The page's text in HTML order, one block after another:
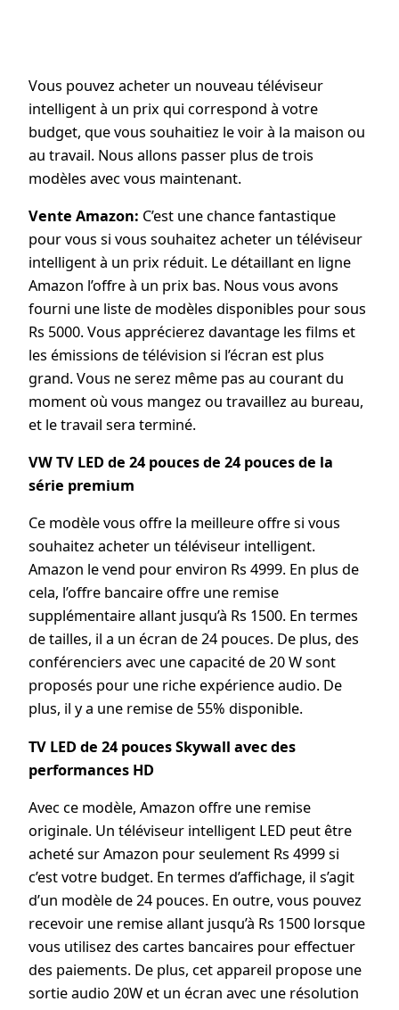
Vous pouvez acheter un nouveau téléviseur
intelligent à un prix qui correspond à votre
budget, que vous souhaitiez le voir à la maison ou
au travail. Nous allons passer plus de trois
modèles avec vous maintenant.
Vente Amazon: C’est une chance fantastique
pour vous si vous souhaitez acheter un téléviseur
intelligent à un prix réduit. Le détaillant en ligne
Amazon l’offre à un prix bas. Nous vous avons
fourni une liste de modèles disponibles pour sous
Rs 5000. Vous apprécierez davantage les films et
les émissions de télévision si l’écran est plus
grand. Vous ne serez même pas au courant du
moment où vous mangez ou travaillez au bureau,
et le travail sera terminé.
VW TV LED de 24 pouces de 24 pouces de la
série premium
Ce modèle vous offre la meilleure offre si vous
souhaitez acheter un téléviseur intelligent.
Amazon le vend pour environ Rs 4999. En plus de
cela, l’offre bancaire offre une remise
supplémentaire allant jusqu’à Rs 1500. En termes
de tailles, il a un écran de 24 pouces. De plus, des
conférenciers avec une capacité de 20 W sont
proposés pour une riche expérience audio. De
plus, il y a une remise de 55% disponible.
TV LED de 24 pouces Skywall avec des
performances HD
Avec ce modèle, Amazon offre une remise
originale. Un téléviseur intelligent LED peut être
acheté sur Amazon pour seulement Rs 4999 si
c’est votre budget. En termes d’affichage, il s’agit
d’un modèle de 24 pouces. En outre, vous pouvez
recevoir une remise allant jusqu’à Rs 1500 lorsque
vous utilisez des cartes bancaires pour effectuer
des paiements. De plus, cet appareil propose une
sortie audio 20W et un écran avec une résolution